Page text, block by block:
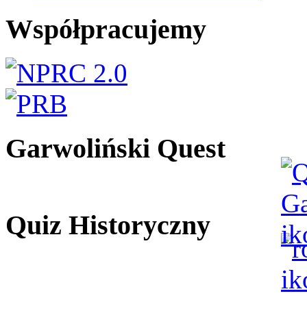
Współpracujemy
Garwoliński Quest
Quiz Historyczny